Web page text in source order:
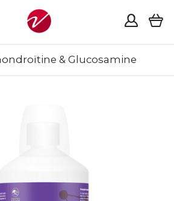
& Glucosamine